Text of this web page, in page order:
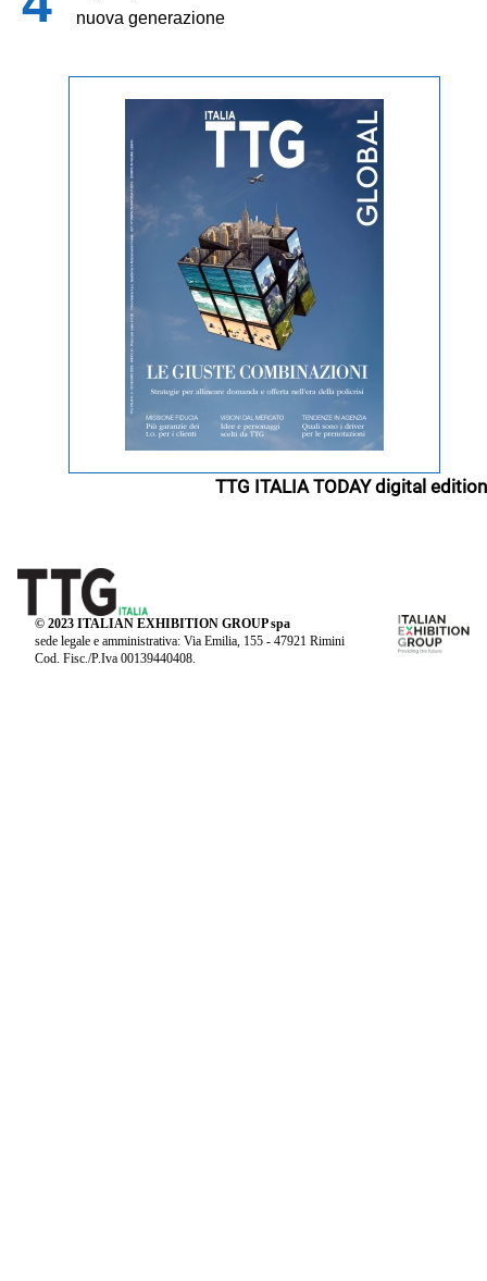
nuova generazione
TTG ITALIA TODAY digital edition
© 2023 ITALIAN EXHIBITION GROUP spa
sede legale e amministrativa: Via Emilia, 155 - 47921 Rimini
Cod. Fisc./P.Iva 00139440408.